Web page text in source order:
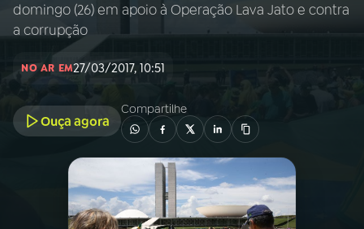
01 INÍCIO
PROGRAMAS
domingo (26) em apoio à Operação Lava Jato e contra
a corrupção
NO AR EM27/03/2017, 10:51
Ouça agora
Compartilhe